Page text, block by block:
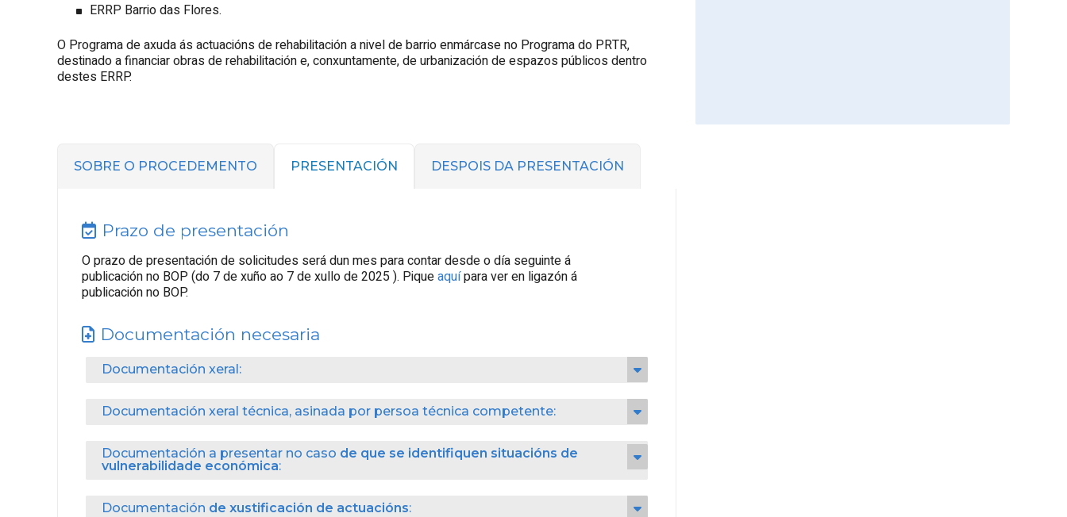
ERRP Barrio das Flores.
O Programa de axuda ás actuacións de rehabilitación a nivel de barrio enmárcase no Programa do PRTR,
destinado a financiar obras de rehabilitación e, conxuntamente, de urbanización de espazos públicos dentro
destes ERRP.
SOBRE O PROCEDEMENTO PRESENTACIÓN DESPOIS DA PRESENTACIÓN
Prazo de presentación
O prazo de presentación de solicitudes será dun mes para contar desde o día seguinte á
publicación no BOP (do 7 de xuño ao 7 de xullo de 2025 ). Piqueaquípara ver en ligazón á
publicación no BOP.
Documentación necesaria
Documentación xeral:
Documentación xeral técnica, asinada por persoa técnica competente:
Documentación a presentar no caso de que se identifiquen situacións de
vulnerabilidade económica:
Documentación de xustificación de actuacións: